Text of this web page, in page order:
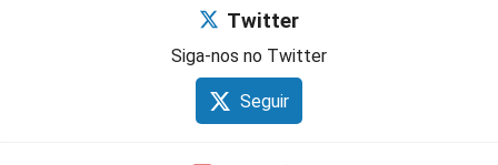
Twitter
Siga-nos no Twitter
Seguir